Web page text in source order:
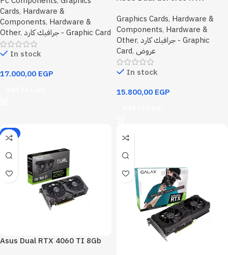
Cards, Hardware &
Components, Hardware &
Other,
جرافيك كارد - Graphic Card
In stock
17.000,00 EGP
Graphics Cards, Hardware &
Components, Hardware &
Other, جرافيك كارد - Graphic
Card, عروض
In stock
15.800,00 EGP
-2%
Asus Dual RTX 4060 TI 8Gb